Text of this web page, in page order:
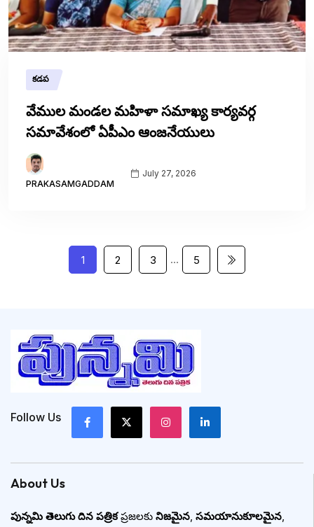
కడప
వేముల మండల మహిళా సమాఖ్య కార్యవర్గ
సమావేశంలో ఏపీఎం ఆంజనేయులు
PRAKASAMGADDAM
July 27, 2026
1 2 3 … 5
Follow Us
About Us
పున్నమి తెలుగు దిన పత్రికప్రజలకు నిజమైన, సమయానుకూలమైన,